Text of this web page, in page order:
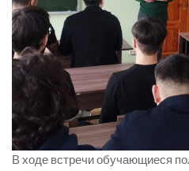
В ходе встречи обучающиеся